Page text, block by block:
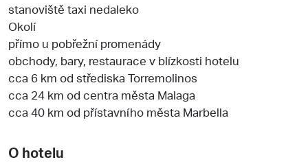
stanoviště taxi nedaleko
Okolí
přímo u pobřežní promenády
obchody, bary, restaurace v blízkosti hotelu
cca 6 km od střediska Torremolinos
cca 24 km od centra města Malaga
cca 40 km od přístavního města Marbella
O hotelu